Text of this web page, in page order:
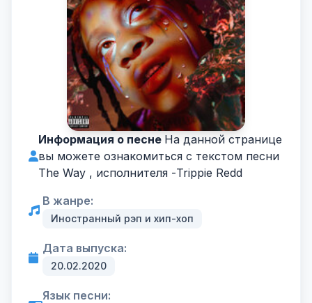
Информация о песне На данной странице
вы можете ознакомиться с текстом песни
The Way , исполнителя -Trippie Redd
В жанре:
Иностранный рэп и хип-хоп
Дата выпуска:
20.02.2020
Язык песни: